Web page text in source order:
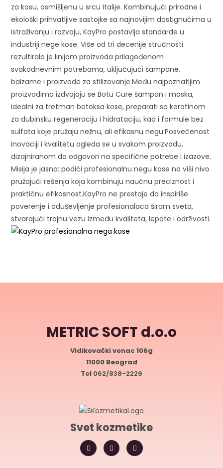
za kosu, osmišljenu u srcu Italije. Kombinujući prirodne i
ekološki prihvatljive sastojke sa najnovijim dostignućima u
istraživanju i razvoju, KayPro postavlja standarde u
industriji nege kose. Više od tri decenije stručnosti
rezultiralo je linijom proizvoda prilagođenom
svakodnevnim potrebama, uključujući šampone,
balzame i proizvode za stilizovanje.Među najpoznatijim
proizvodima izdvajaju se Botu Cure šampon i maska,
idealni za tretman botoksa kose, preparati sa keratinom
za dubinsku regeneraciju i hidrataciju, kao i formule bez
sulfata koje pružaju nežnu, ali efikasnu negu.Posvećenost
inovaciji i kvalitetu ogleda se u svakom proizvodu,
dizajniranom da odgovori na specifične potrebe i izazove.
Misija je jasna: podići profesionalnu negu kose na viši nivo
pružajući rešenja koja kombinuju naučnu preciznost i
praktičnu efikasnost.KayPro ne prestaje da inspiriše
poverenje i oduševljenje profesionalaca širom sveta,
stvarajući trajnu vezu između kvaliteta, lepote i održivosti.
METRIC SOFT d.o.o
Vidikovački venac 106g
11000 Beograd
Tel 062/838-2229
Svet kozmetike